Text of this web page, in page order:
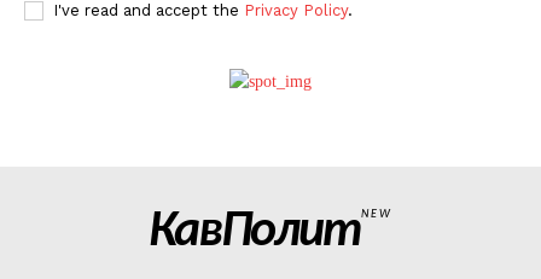
О нас
Политика конфиденциальности
I've read and accept the Privacy Policy.
КавПолитNEW